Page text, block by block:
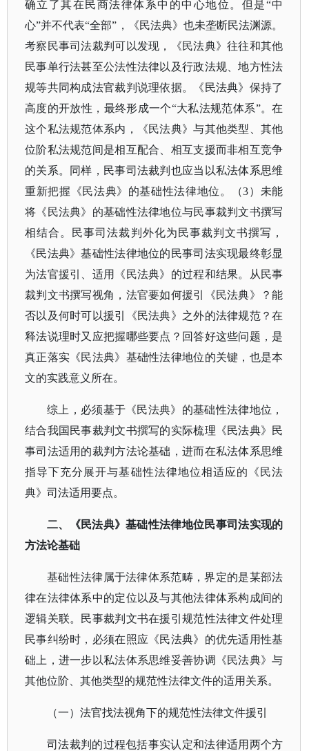
确立了其在民商法律体系中的中心地位。但是“中
心”并不代表“全部”，《民法典》也未垄断民法渊源。
考察民事司法裁判可以发现，《民法典》往往和其他
民事单行法甚至公法性法律以及行政法规、地方性法
规等共同构成法官裁判说理依据。《民法典》保持了
高度的开放性，最终形成一个“大私法规范体系”。在
这个私法规范体系内，《民法典》与其他类型、其他
位阶私法规范间是相互配合、相互支援而非相互竞争
的关系。同样，民事司法裁判也应当以私法体系思维
重新把握《民法典》的基础性法律地位。（3）未能
将《民法典》的基础性法律地位与民事裁判文书撰写
相结合。民事司法裁判外化为民事裁判文书撰写，
《民法典》基础性法律地位的民事司法实现最终彰显
为法官援引、适用《民法典》的过程和结果。从民事
裁判文书撰写视角，法官要如何援引《民法典》？能
否以及何时可以援引《民法典》之外的法律规范？在
释法说理时又应把握哪些要点？回答好这些问题，是
真正落实《民法典》基础性法律地位的关键，也是本
文的实践意义所在。
综上，必须基于《民法典》的基础性法律地位，
结合我国民事裁判文书撰写的实际梳理《民法典》民
事司法适用的裁判方法论基础，进而在私法体系思维
指导下充分展开与基础性法律地位相适应的《民法
典》司法适用要点。
二、《民法典》基础性法律地位民事司法实现的
方法论基础
基础性法律属于法律体系范畴，界定的是某部法
律在法律体系中的定位以及与其他法律体系构成间的
逻辑关联。民事裁判文书在援引规范性法律文件处理
民事纠纷时，必须在照应《民法典》的优先适用性基
础上，进一步以私法体系思维妥善协调《民法典》与
其他位阶、其他类型的规范性法律文件的适用关系。
（一） 法官找法视角下的规范性法律文件援引
司法裁判的过程包括事实认定和法律适用两个方